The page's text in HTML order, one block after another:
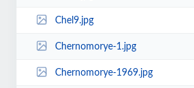
Chel9.jpg
Chernomorye-1.jpg
Chernomorye-1969.jpg